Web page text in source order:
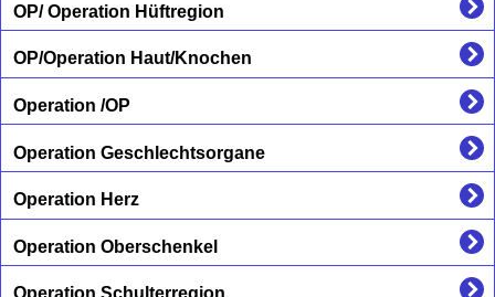
OP/ Operation Hüftregion
OP/Operation Haut/Knochen
Operation /OP
Operation Geschlechtsorgane
Operation Herz
Operation Oberschenkel